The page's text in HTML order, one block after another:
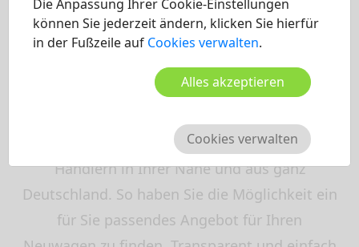
Die Anpassung Ihrer Cookie-Einstellungen
können Sie jederzeit ändern, klicken Sie hierfür
in der Fußzeile auf Cookies verwalten.
Alles akzeptieren
Cookies verwalten
für Ihr Fahrzeug von den unterschiedlichen
Händlern in Ihrer Nähe und aus ganz
Deutschland. So haben Sie die Möglichkeit ein
für Sie passendes Angebot für Ihren